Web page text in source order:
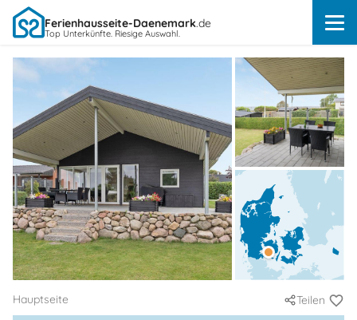
Ferienhausseite-Daenemark.de
Top Unterkünfte. Riesige Auswahl.
Hauptseite Teilen